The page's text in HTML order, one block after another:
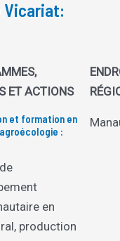
Vicariat:
ET ACTIONS
et formation en
:
en
production